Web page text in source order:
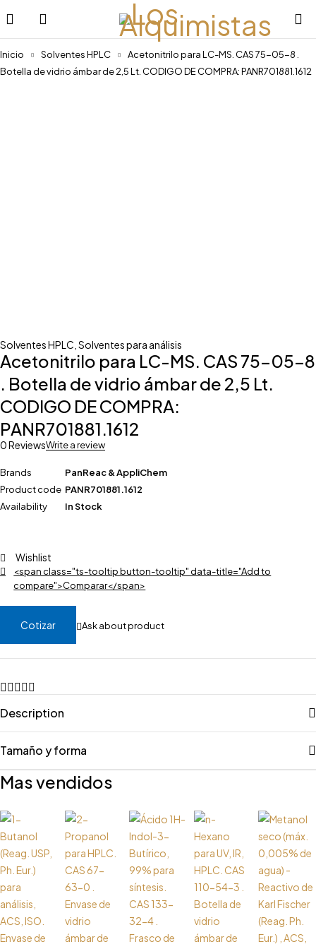
Inicio Solventes HPLC
Acetonitrilo para LC-MS. CAS 75-05-8 .
Botella de vidrio ámbar de 2,5 Lt. CODIGO DE COMPRA: PANR701881.1612
Solventes HPLC Solventes para análisis
Acetonitrilo para LC-MS. CAS 75-05-8
. Botella de vidrio ámbar de 2,5 Lt.
CODIGO DE COMPRA:
PANR701881.1612
0 ReviewsWrite a review
Brands
PanReac & AppliChem
Product code PANR701881.1612
Availability
In Stock
Wishlist
<span class="ts-tooltip button-tooltip" data-title="Add to
compare">Comparar</span>
Cotizar Ask about product
Description
Tamaño y forma
Mas vendidos